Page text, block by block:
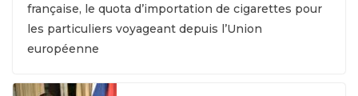
française, le quota d’importation de cigarettes pour
les particuliers voyageant depuis l’Union
européenne